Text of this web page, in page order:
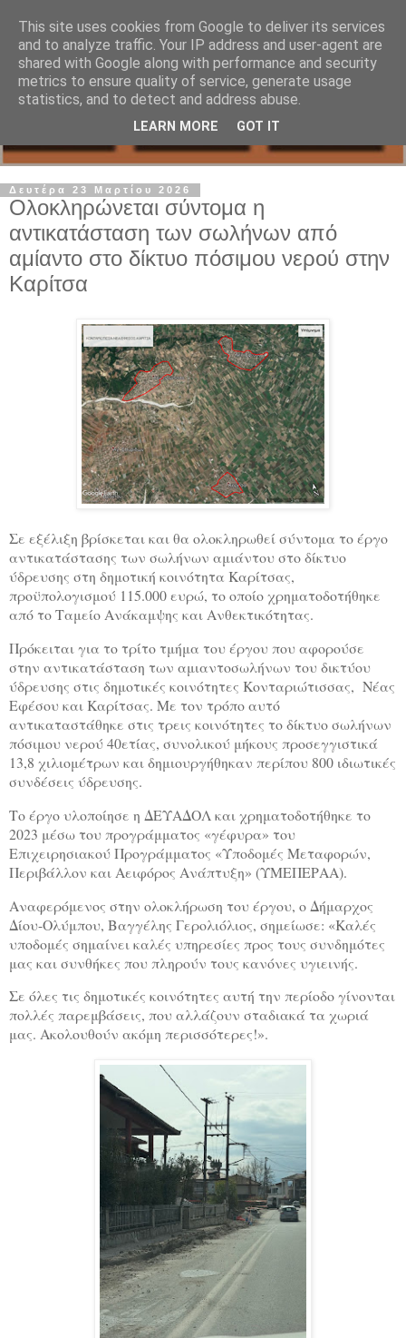
Δευτέρα 23 Μαρτίου 2026
Ολοκληρώνεται σύντομα η
αντικατάσταση των σωλήνων από
αμίαντο στο δίκτυο πόσιμου νερού στην
Καρίτσα
Σε εξέλιξη βρίσκεται και θα ολοκληρωθεί σύντομα το έργο
αντικατάστασης των σωλήνων αμιάντου στο δίκτυο
ύδρευσης στη δημοτική κοινότητα Καρίτσας,
προϋπολογισμού 115.000 ευρώ, το οποίο χρηματοδοτήθηκε
από το Ταμείο Ανάκαμψης και Ανθεκτικότητας.
Πρόκειται για το τρίτο τμήμα του έργου που αφορούσε
στην αντικατάσταση των αμιαντοσωλήνων του δικτύου
ύδρευσης στις δημοτικές κοινότητες Κονταριώτισσας, Νέας
Εφέσου και Καρίτσας. Με τον τρόπο αυτό
αντικαταστάθηκε στις τρεις κοινότητες το δίκτυο σωλήνων
πόσιμου νερού 40ετίας, συνολικού μήκους προσεγγιστικά
13,8 χιλιομέτρων και δημιουργήθηκαν περίπου 800 ιδιωτικές
συνδέσεις ύδρευσης.
Το έργο υλοποίησε η ΔΕΥΑΔΟΛ και χρηματοδοτήθηκε το
2023 μέσω του προγράμματος «γέφυρα» του
Επιχειρησιακού Προγράμματος «Υποδομές Μεταφορών,
Περιβάλλον και Αειφόρος Ανάπτυξη» (ΥΜΕΠΕΡΑΑ).
Αναφερόμενος στην ολοκλήρωση του έργου, ο Δήμαρχος
Δίου-Ολύμπου, Βαγγέλης Γερολιόλιος, σημείωσε: «Καλές
υποδομές σημαίνει καλές υπηρεσίες προς τους συνδημότες
μας και συνθήκες που πληρούν τους κανόνες υγιεινής.
Σε όλες τις δημοτικές κοινότητες αυτή την περίοδο γίνονται
πολλές παρεμβάσεις, που αλλάζουν σταδιακά τα χωριά
μας. Ακολουθούν ακόμη περισσότερες!».
This site uses cookies from Google to deliver its services
and to analyze traffic. Your IP address and user-agent are
shared with Google along with performance and security
metrics to ensure quality of service, generate usage
statistics, and to detect and address abuse.
LEARN MORE GOT IT